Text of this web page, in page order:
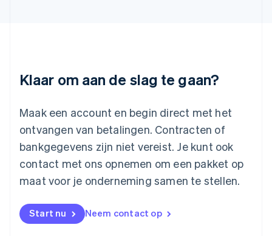
Klaar om aan de slag te gaan?
Maak een account en begin direct met het
ontvangen van betalingen. Contracten of
bankgegevens zijn niet vereist. Je kunt ook
contact met ons opnemen om een pakket op
maat voor je onderneming samen te stellen.
Start nu Neem contact op
Litouwen
Luxemburg
Maleisië
English简体中文
Malta
English
Mexico
Nederland
NederlandsEnglish